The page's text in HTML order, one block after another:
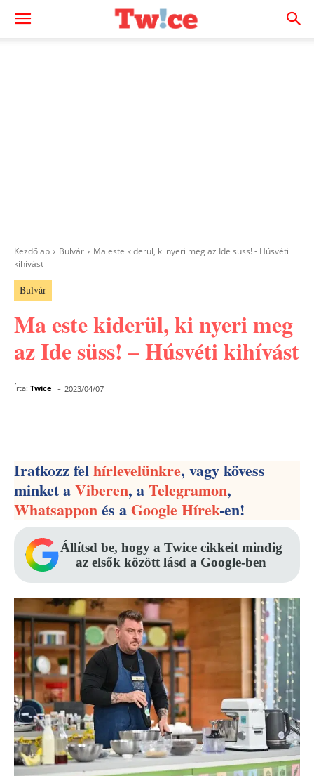
Kezdőlap Bulvár
Ma este kiderül, ki nyeri meg az Ide süss! - Húsvéti
kihívást
Bulvár
Ma este kiderül, ki nyeri meg
az Ide süss! – Húsvéti kihívást
Írta: Twice - 2023/04/07
Iratkozz felhírlevelünkre, vagy kövess
minket aViberen, aTelegramon,
Whatsapponés aGoogle Hírek-en!
Állítsd be, hogy a Twice cikkeit mindig
az elsők között lásd a Google-ben